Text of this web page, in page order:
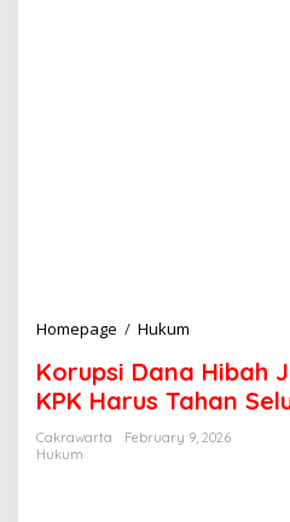
Homepage / Hukum
r
u
p
s
Korupsi Dana Hibah
KPK Harus Tahan
Cakrawarta
February 9, 2026
Hukum